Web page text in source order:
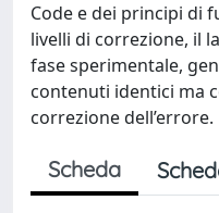
Code e dei principi di
livelli di correzione, il
fase sperimentale,
contenuti identici ma
correzione dell’errore.
Scheda